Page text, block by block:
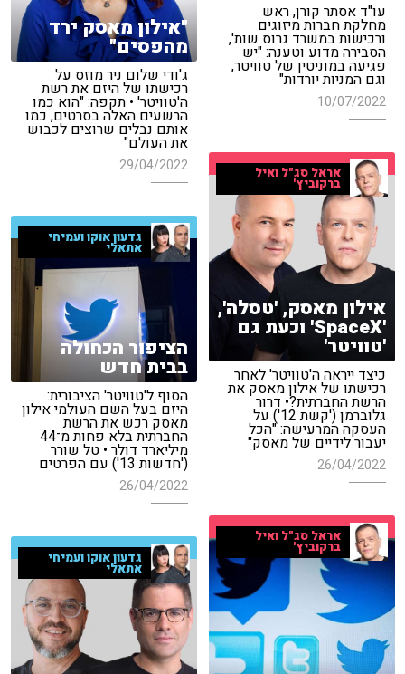
עו"ד אסתר קורן, ראש
מחלקת חברות מיזוגים
ורכישות במשרד גרוס שות',
הסבירה מדוע וטענה: "יש
פגיעה במוניטין של טוויטר,
וגם המניות יורדות"
10/07/2022
"אילון מאסק ירד
מהפסים"
ג'ודי שלום ניר מוזס על
רכישתו של היזם את רשת
ה'טוויטר' • תקפה: "הוא כמו
הרשעים האלה בסרטים, כמו
אותם נבלים שרוצים לכבוש
את העולם"
29/04/2022 אראל סג"ל ואיל
ברקוביץ'
אילון מאסק, 'טסלה',
'SpaceX' וכעת גם
'טוויטר'
כיצד ייראה ה'טוויטר' לאחר
רכישתו של אילון מאסק את
הרשת החברתית?• דרור
גלוברמן ('קשת 12') על
העסקה המרעישה: "הכל
יעבור לידיים של מאסק"
26/04/2022
גדעון אוקו ועמיחי
אתאלי
הציפור הכחולה
בבית חדש
הסוף ל'טוויטר' הציבורית:
היזם בעל השם העולמי אילון
מאסק רכש את הרשת
החברתית בלא פחות מ־44
מיליארד דולר • טל שורר
('חדשות 13') עם הפרטים
26/04/2022
אראל סג"ל ואיל
ברקוביץ'
גדעון אוקו ועמיחי
אתאלי